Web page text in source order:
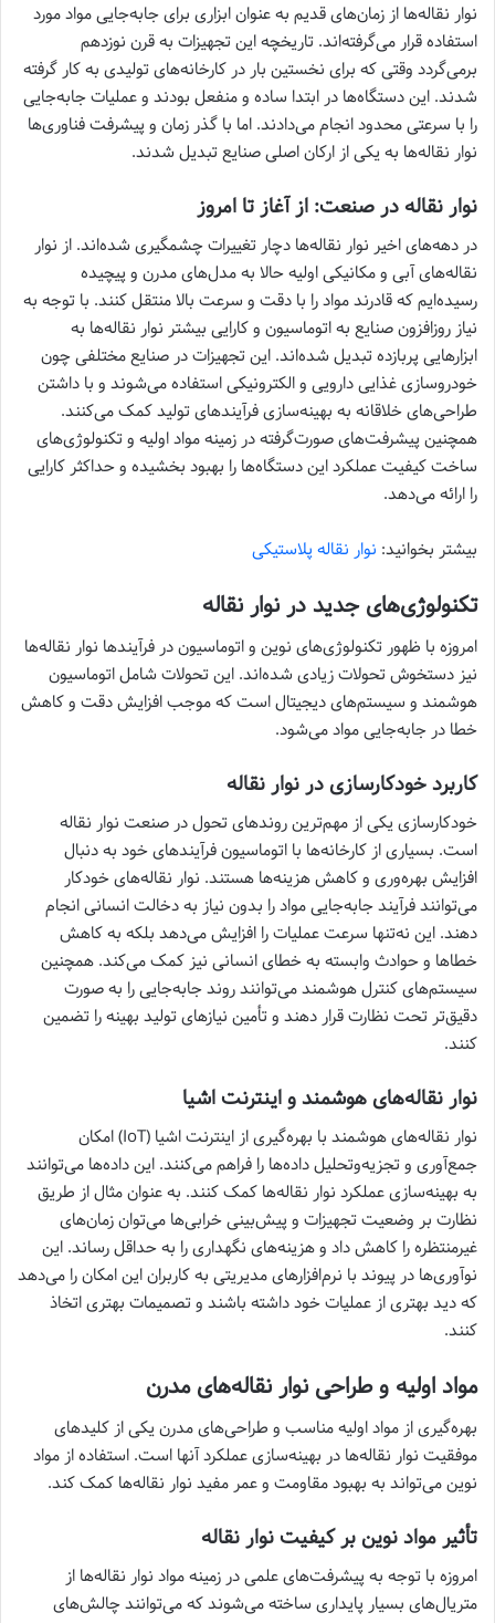
نوار نقاله‌ها از زمان‌های قدیم به عنوان ابزاری برای جابه‌جایی مواد مورد
استفاده قرار می‌گرفته‌اند. تاریخچه این تجهیزات به قرن نوزدهم
برمی‌گردد وقتی که برای نخستین بار در کارخانه‌های تولیدی به کار گرفته
شدند. این دستگاه‌ها در ابتدا ساده و منفعل بودند و عملیات جابه‌جایی
را با سرعتی محدود انجام می‌دادند. اما با گذر زمان و پیشرفت فناوری‌ها
نوار نقاله‌ها به یکی از ارکان اصلی صنایع تبدیل شدند.
نوار نقاله در صنعت: از آغاز تا امروز
در دهه‌های اخیر نوار نقاله‌ها دچار تغییرات چشمگیری شده‌اند. از نوار
نقاله‌های آبی و مکانیکی اولیه حالا به مدل‌های مدرن و پیچیده
رسیده‌ایم که قادرند مواد را با دقت و سرعت بالا منتقل کنند. با توجه به
نیاز روزافزون صنایع به اتوماسیون و کارایی بیشتر نوار نقاله‌ها به
ابزارهایی پربازده تبدیل شده‌اند. این تجهیزات در صنایع مختلفی چون
خودروسازی غذایی دارویی و الکترونیکی استفاده می‌شوند و با داشتن
طراحی‌های خلاقانه به بهینه‌سازی فرآیندهای تولید کمک می‌کنند.
همچنین پیشرفت‌های صورت‌گرفته در زمینه مواد اولیه و تکنولوژی‌های
ساخت کیفیت عملکرد این دستگاه‌ها را بهبود بخشیده و حداکثر کارایی
را ارائه می‌دهد.
بیشتر بخوانید: نوار نقاله پلاستیکی
تکنولوژی‌های جدید در نوار نقاله
امروزه با ظهور تکنولوژی‌های نوین و اتوماسیون در فرآیندها نوار نقاله‌ها
نیز دستخوش تحولات زیادی شده‌اند. این تحولات شامل اتوماسیون
هوشمند و سیستم‌های دیجیتال است که موجب افزایش دقت و کاهش
خطا در جابه‌جایی مواد می‌شود.
کاربرد خودکارسازی در نوار نقاله
خودکارسازی یکی از مهم‌ترین روندهای تحول در صنعت نوار نقاله
است. بسیاری از کارخانه‌ها با اتوماسیون فرآیندهای خود به دنبال
افزایش بهره‌وری و کاهش هزینه‌ها هستند. نوار نقاله‌های خودکار
می‌توانند فرآیند جابه‌جایی مواد را بدون نیاز به دخالت انسانی انجام
دهند. این نه‌تنها سرعت عملیات را افزایش می‌دهد بلکه به کاهش
خطاها و حوادث وابسته به خطای انسانی نیز کمک می‌کند. همچنین
سیستم‌های کنترل هوشمند می‌توانند روند جابه‌جایی را به صورت
دقیق‌تر تحت نظارت قرار دهند و تأمین نیازهای تولید بهینه را تضمین
کنند.
نوار نقاله‌های هوشمند و اینترنت اشیا
نوار نقاله‌های هوشمند با بهره‌گیری از اینترنت اشیا (IoT) امکان
جمع‌آوری و تجزیه‌وتحلیل داده‌ها را فراهم می‌کنند. این داده‌ها می‌توانند
به بهینه‌سازی عملکرد نوار نقاله‌ها کمک کنند. به عنوان مثال از طریق
نظارت بر وضعیت تجهیزات و پیش‌بینی خرابی‌ها می‌توان زمان‌های
غیرمنتظره را کاهش داد و هزینه‌های نگهداری را به حداقل رساند. این
نوآوری‌ها در پیوند با نرم‌افزارهای مدیریتی به کاربران این امکان را می‌دهد
که دید بهتری از عملیات خود داشته باشند و تصمیمات بهتری اتخاذ
کنند.
مواد اولیه و طراحی نوار نقاله‌های مدرن
بهره‌گیری از مواد اولیه مناسب و طراحی‌های مدرن یکی از کلیدهای
موفقیت نوار نقاله‌ها در بهینه‌سازی عملکرد آنها است. استفاده از مواد
نوین می‌تواند به بهبود مقاومت و عمر مفید نوار نقاله‌ها کمک کند.
تأثیر مواد نوین بر کیفیت نوار نقاله
امروزه با توجه به پیشرفت‌های علمی در زمینه مواد نوار نقاله‌ها از
متریال‌های بسیار پایداری ساخته می‌شوند که می‌توانند چالش‌های